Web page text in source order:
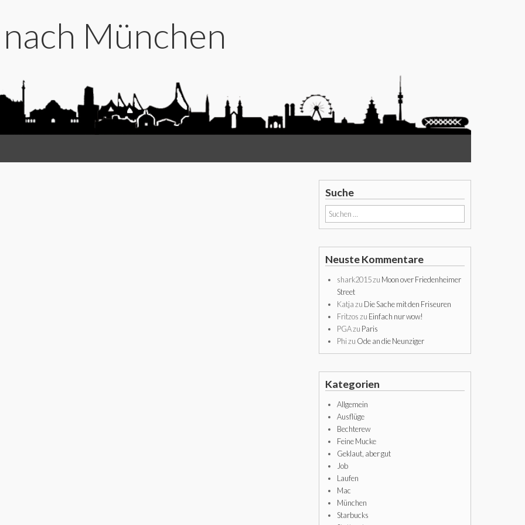
München
Suche
Suchen
nach:
Neuste Kommentare
shark2015zu Moon over Friedenheimer
Street
Katjazu Die Sache mit den Friseuren
Fritzoszu Einfach nur wow!
PGAzu Paris
Phizu Ode an die Neunziger
Kategorien
Allgemein
Ausflüge
Bechterew
Feine Mucke
Geklaut, aber gut
Job
Laufen
Mac
München
Starbucks